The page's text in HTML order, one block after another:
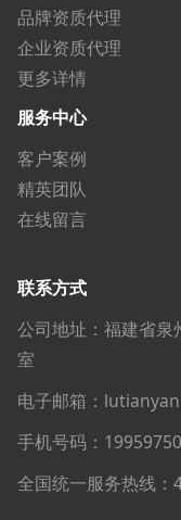
品牌资质代理
企业资质代理
更多详情
服务中心
客户案例
精英团队
在线留言
联系方式
公司地址：福建省泉
室
电子邮箱：
手机号码：
全国统一服务热线：